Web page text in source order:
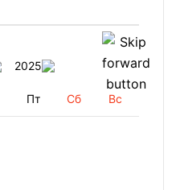
2025
Пт Сб Вс